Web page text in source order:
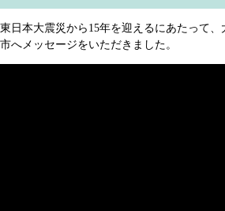
東日本大震災から15年を迎えるにあたって
市へメッセージをいただきました。